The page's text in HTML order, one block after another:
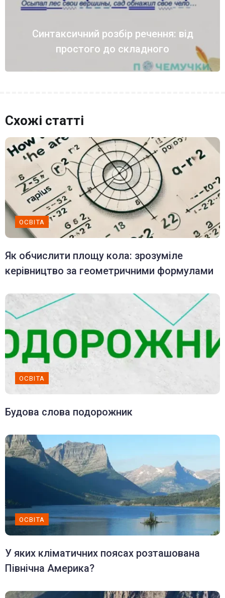
Синтаксичний розбір речення: від
простого до складного
Схожі статті
ОСВІТА
Як обчислити площу кола: зрозуміле
керівництво за геометричними формулами
ОСВІТА
Будова слова подорожник
ОСВІТА
У яких кліматичних поясах розташована
Північна Америка?